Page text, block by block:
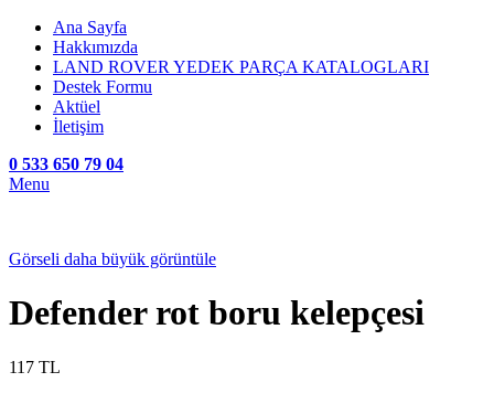
Ana Sayfa
Hakkımızda
LAND ROVER YEDEK PARÇA KATALOGLARI
Destek Formu
Aktüel
İletişim
0 533 650 79 04
Menu
Görseli daha büyük görüntüle
Defender rot boru kelepçesi
117 TL